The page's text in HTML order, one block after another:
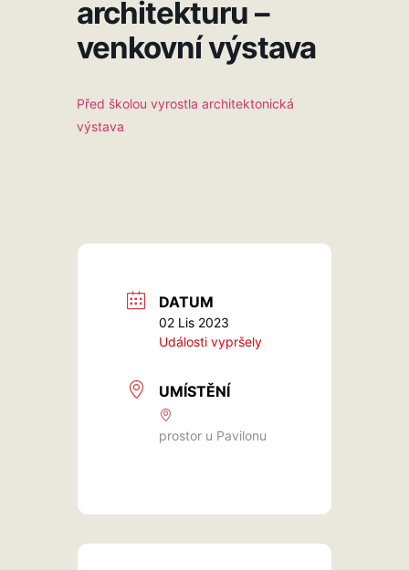
architekturu –
venkovní výstava
Před školou vyrostla architektonická
výstava
DATUM
02 Lis 2023
Události vypršely
UMÍSTĚNÍ
prostor u Pavilonu